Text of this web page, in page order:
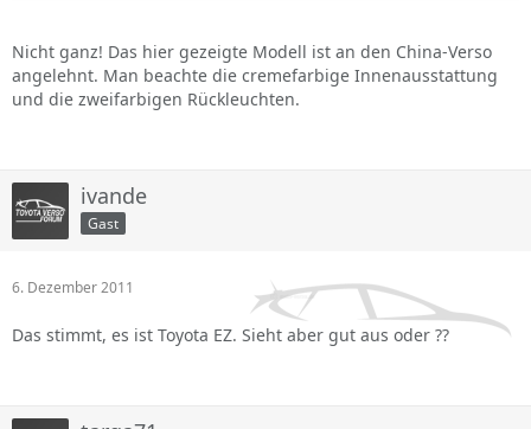
Nicht ganz! Das hier gezeigte Modell ist an den China-Verso
angelehnt. Man beachte die cremefarbige Innenausstattung
und die zweifarbigen Rückleuchten.
ivande
Gast
6. Dezember 2011
Das stimmt, es ist Toyota EZ. Sieht aber gut aus oder ??